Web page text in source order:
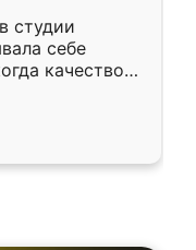
студии
себе
качеством
уже почти